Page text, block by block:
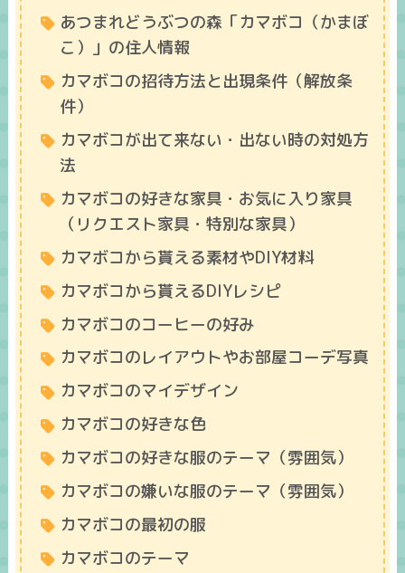
あつまれどうぶつの森「カマボコ（かまぼ
こ）」の住人情報
カマボコの招待方法と出現条件（解放条
件）
カマボコが出て来ない・出ない時の対処方
法
カマボコの好きな家具・お気に入り家具
（リクエスト家具・特別な家具）
カマボコから貰える素材やDIY材料
カマボコから貰えるDIYレシピ
カマボコのコーヒーの好み
カマボコのレイアウトやお部屋コーデ写真
カマボコのマイデザイン
カマボコの好きな色
カマボコの好きな服のテーマ（雰囲気）
カマボコの嫌いな服のテーマ（雰囲気）
カマボコの最初の服
カマボコのテーマ